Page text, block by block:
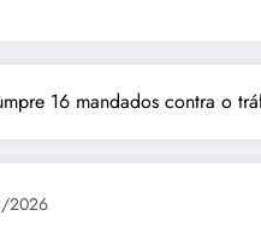
16 mandados contra o
2026